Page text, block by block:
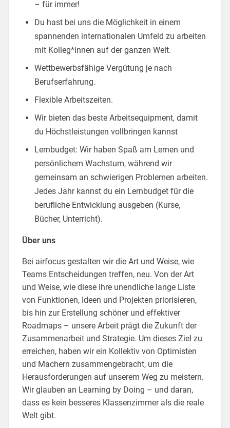
– für immer!
Du hast bei uns die Möglichkeit in einem
spannenden internationalen Umfeld zu arbeiten
mit Kolleg*innen auf der ganzen Welt.
Wettbewerbsfähige Vergütung je nach
Berufserfahrung.
Flexible Arbeitszeiten.
Wir bieten das beste Arbeitsequipment, damit
du Höchstleistungen vollbringen kannst
Lernbudget: Wir haben Spaß am Lernen und
persönlichem Wachstum, während wir
gemeinsam an schwierigen Problemen arbeiten.
Jedes Jahr kannst du ein Lernbudget für die
berufliche Entwicklung ausgeben (Kurse,
Bücher, Unterricht).
Über uns
Bei airfocus gestalten wir die Art und Weise, wie
Teams Entscheidungen treffen, neu. Von der Art
und Weise, wie diese ihre unendliche lange Liste
von Funktionen, Ideen und Projekten priorisieren,
bis hin zur Erstellung schöner und effektiver
Roadmaps – unsere Arbeit prägt die Zukunft der
Zusammenarbeit und Strategie. Um dieses Ziel zu
erreichen, haben wir ein Kollektiv von Optimisten
und Machern zusammengebracht, um die
Herausforderungen auf unserem Weg zu meistern.
Wir glauben an Learning by Doing – und daran,
dass es kein besseres Klassenzimmer als die reale
Welt gibt.